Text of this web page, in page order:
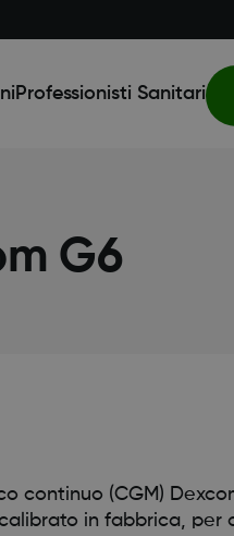
Professionisti Sanitari
G6
continuo (CGM)
in fabbrica, per